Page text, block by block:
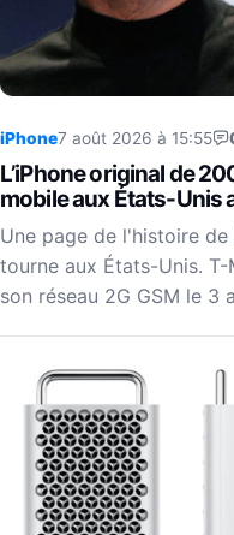
iPhone7 août 2026 à 15:55
L’iPhone original de
mobile aux États-Unis
Une page de l'histoire
tourne aux États-Unis.
son réseau 2G GSM le